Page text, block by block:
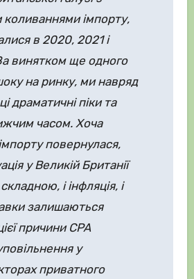
імпорту,
в 2020, 2021 і
винятком ще одного
на ринку, ми навряд
драматичні піки та
часом. Хоча
повернулася,
у Великій Британії
і інфляція, і
залишаються
причини CPA
у
приватного